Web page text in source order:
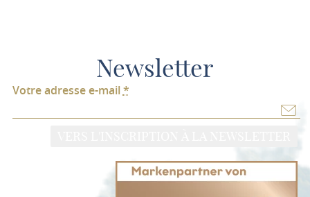
Newsletter
Votre adresse e-mail*